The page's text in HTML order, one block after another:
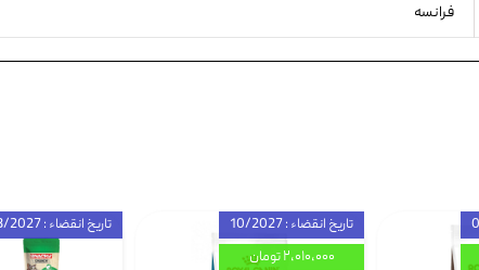
فرانسه
تاریخ انقضاء : 03/2027
تاریخ انقضاء : 10/2027
۲,۰۱۰,۰۰۰ تومان